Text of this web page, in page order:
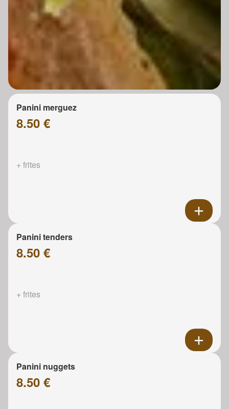
Panini merguez
8.50 €
+ frites
Panini tenders
8.50 €
+ frites
Panini nuggets
8.50 €